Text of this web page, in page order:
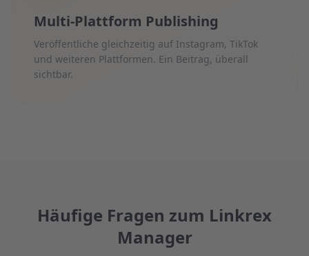
Multi-Plattform Publishing
Veröffentliche gleichzeitig auf Instagram, TikTok
und weiteren Plattformen. Ein Beitrag, überall
sichtbar.
Häufige Fragen zum Linkrex
Manager